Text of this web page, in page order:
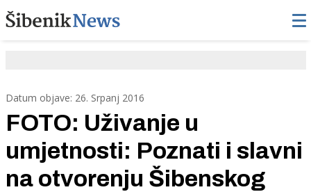
Datum objave: 26. Srpanj 2016
FOTO: Uživanje u
umjetnosti: Poznati i slavni
na otvorenju Šibenskog